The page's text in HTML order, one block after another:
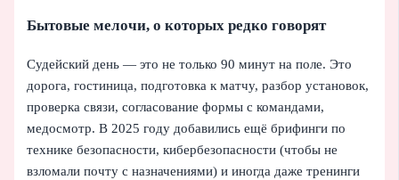
Бытовые мелочи, о которых редко говорят
Судейский день — это не только 90 минут на поле. Это
дорога, гостиница, подготовка к матчу, разбор установок,
проверка связи, согласование формы с командами,
медосмотр. В 2025 году добавились ещё брифинги по
технике безопасности, кибербезопасности (чтобы не
взломали почту с назначениями) и иногда даже тренинги